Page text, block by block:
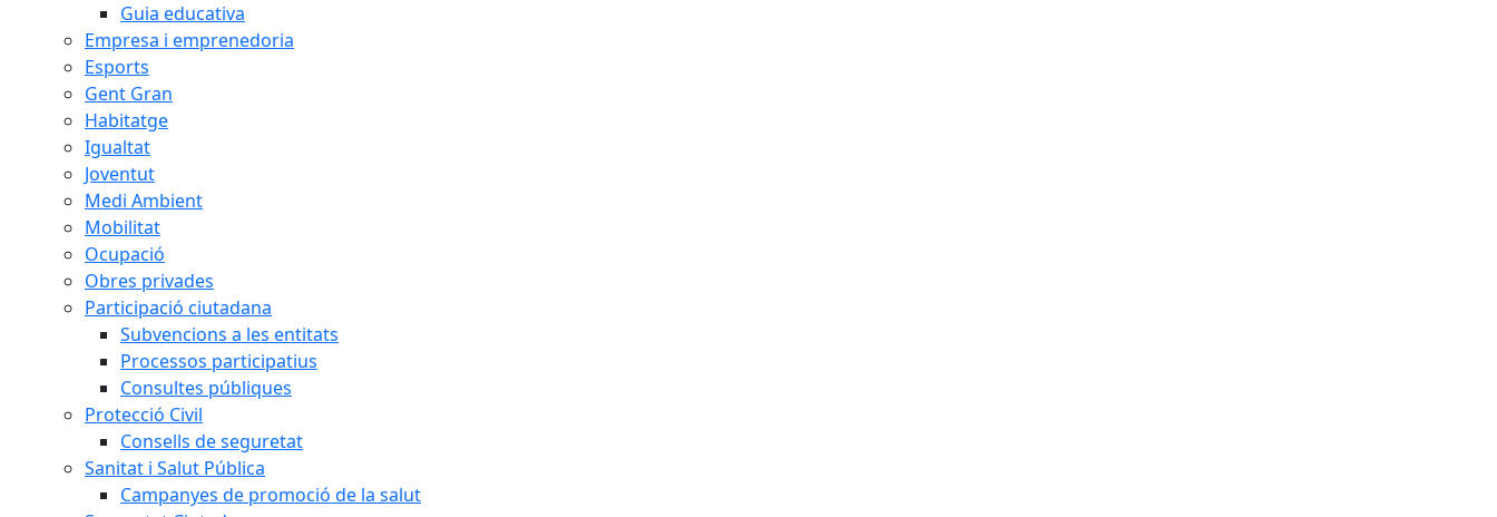
Guia educativa
Empresa i emprenedoria
Esports
Gent Gran
Habitatge
Igualtat
Joventut
Medi Ambient
Mobilitat
Ocupació
Obres privades
Participació ciutadana
Subvencions a les entitats
Processos participatius
Consultes públiques
Protecció Civil
Consells de seguretat
Sanitat i Salut Pública
Campanyes de promoció de la salut